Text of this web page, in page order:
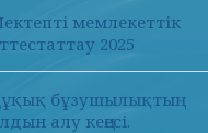
мемлекеттік
2025
бұзушылықтың
алу кеңесі.